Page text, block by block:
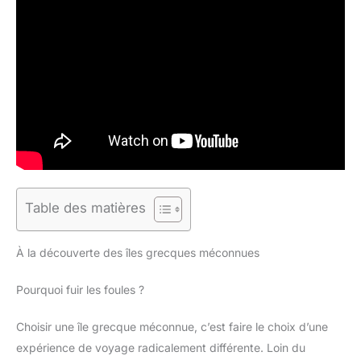
Table des matières
À la découverte des îles grecques méconnues
Pourquoi fuir les foules ?
Choisir une île grecque méconnue, c’est faire le choix d’une
expérience de voyage radicalement différente. Loin du